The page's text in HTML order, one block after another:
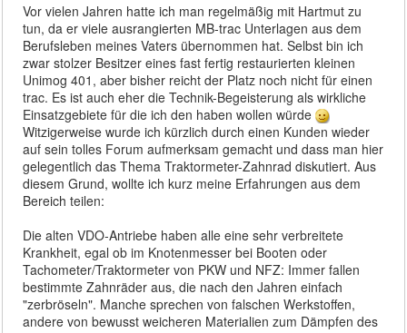
Vor vielen Jahren hatte ich man regelmäßig mit Hartmut zu
tun, da er viele ausrangierten MB-trac Unterlagen aus dem
Berufsleben meines Vaters übernommen hat. Selbst bin ich
zwar stolzer Besitzer eines fast fertig restaurierten kleinen
Unimog 401, aber bisher reicht der Platz noch nicht für einen
trac. Es ist auch eher die Technik-Begeisterung als wirkliche
Einsatzgebiete für die ich den haben wollen würde
Witzigerweise wurde ich kürzlich durch einen Kunden wieder
auf sein tolles Forum aufmerksam gemacht und dass man hier
gelegentlich das Thema Traktormeter-Zahnrad diskutiert. Aus
diesem Grund, wollte ich kurz meine Erfahrungen aus dem
Bereich teilen:
Die alten VDO-Antriebe haben alle eine sehr verbreitete
Krankheit, egal ob im Knotenmesser bei Booten oder
Tachometer/Traktormeter von PKW und NFZ: Immer fallen
bestimmte Zahnräder aus, die nach den Jahren einfach
"zerbröseln". Manche sprechen von falschen Werkstoffen,
andere von bewusst weicheren Materialien zum Dämpfen des